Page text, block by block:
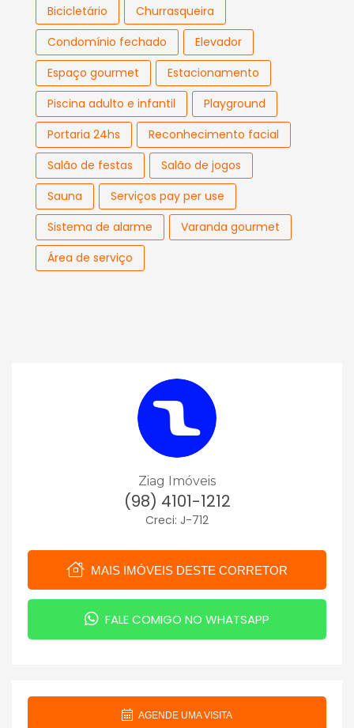
Bicicletário
Churrasqueira
Condomínio fechado
Elevador
Espaço gourmet
Estacionamento
Piscina adulto e infantil
Playground
Portaria 24hs
Reconhecimento facial
Salão de festas
Salão de jogos
Sauna
Serviços pay per use
Sistema de alarme
Varanda gourmet
Área de serviço
Ziag Imóveis
(98) 4101-1212
Creci: J-712
MAIS IMÓVEIS DESTE CORRETOR
FALE COMIGO NO WHATSAPP
AGENDE UMA VISITA